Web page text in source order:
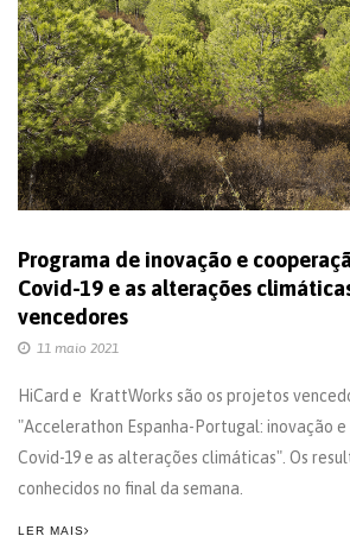
Programa de inovação e
Covid-19 e as alterações
vencedores
11 maio 2021
HiCard e KrattWorks são os projetos
"Accelerathon Espanha-Portugal: inovação
Covid-19 e as alterações climáticas". Os
conhecidos no final da semana.
LER MAIS